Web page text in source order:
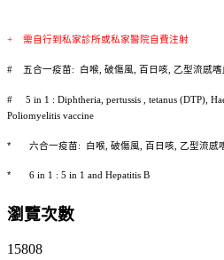
+ 需自行到私家診所或私家醫院自費注射
# 五合一疫苗: 白喉 破傷風 百日咳 乙型流感
# 5 in 1 : Diphtheria, pertussis , tetanus (DTP),
Poliomyelitis vaccine
* 六合一疫苗: 白喉 破傷風 百日咳 乙型流感
* 6 in 1 : 5 in 1 and Hepatitis B
瀏覽次數
15808